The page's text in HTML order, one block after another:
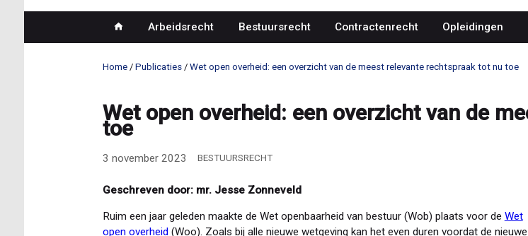
Hoofdnavigatie
Arbeidsrecht Bestuursrecht Contractenrecht Opleidingen
Home Publicaties Wet open overheid: een overzicht van de meest relevante rechtspraak tot nu toe
Wet open overheid: een overzicht van de
toe
3 november 2023 BESTUURSRECHT
Geschreven door: mr. Jesse Zonneveld
Ruim een jaar geleden maakte de Wet openbaarheid van bestuur (Wob) plaats voor de Wet
open overheid(Woo). Zoals bij alle nieuwe wetgeving kan het even duren voordat de nieuwe